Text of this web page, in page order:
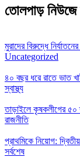
তোলপাড় নিউজে
মুরাদের বিরুদ্ধে
Uncategorized
৪০ বছর ধরে রাতে ভাত
স্বাস্থ্য
তাড়াইলে কৃষকলীগের ৫০
রাজনীতি
প্রাথমিকে নিয়োগ:
সর্বশেষ